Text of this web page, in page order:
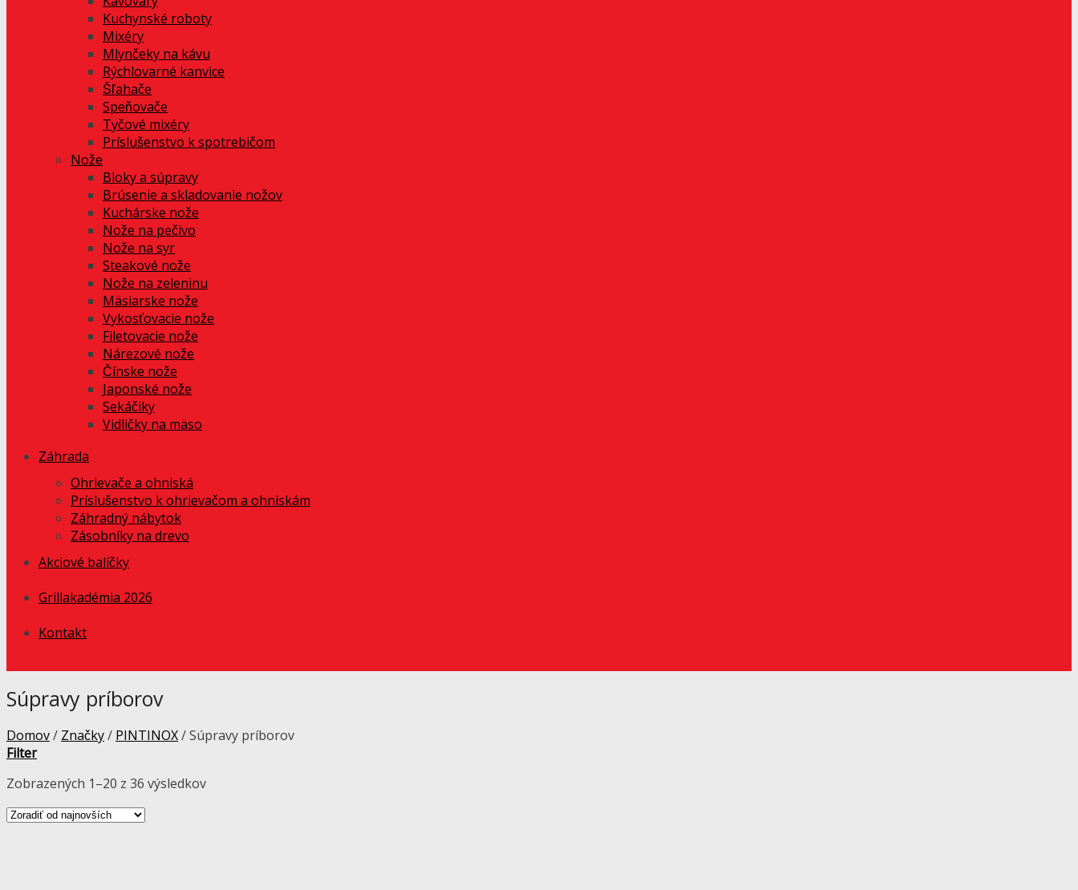
Kuchynské roboty
Mixéry
Mlynčeky na kávu
Rýchlovarné kanvice
Šľahače
Speňovače
Tyčové mixéry
Príslušenstvo k spotrebičom
Nože
Bloky a súpravy
Brúsenie a skladovanie nožov
Kuchárske nože
Nože na pečivo
Nože na syr
Steakové nože
Nože na zeleninu
Mäsiarske nože
Vykosťovacie nože
Filetovacie nože
Nárezové nože
Čínske nože
Japonské nože
Sekáčiky
Vidličky na mäso
Záhrada
Ohrievače a ohniská
Príslušenstvo k ohrievačom a ohniskám
Záhradný nábytok
Zásobníky na drevo
Akciové balíčky
Grillakadémia 2026
Kontakt
Súpravy príborov
Domov/ Značky/ PINTINOX/Súpravy príborov
Filter
Zobrazených 1–20 z 36 výsledkov